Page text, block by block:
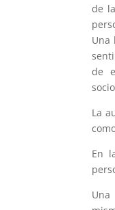
de
Una
de
La
En
Una